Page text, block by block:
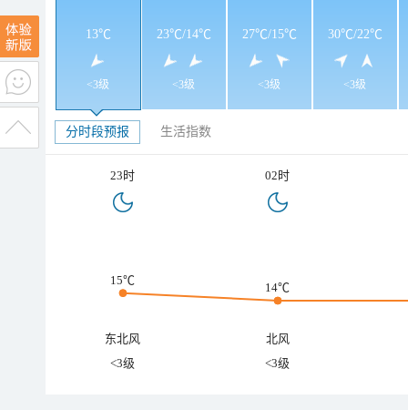
13℃
<3级
23℃/14℃
<3级
27℃/15℃
<3级
30℃/22℃
<3级
分时段预报 生活指数
23时 02时
15℃
14℃
东北风
北风
<3级
<3级